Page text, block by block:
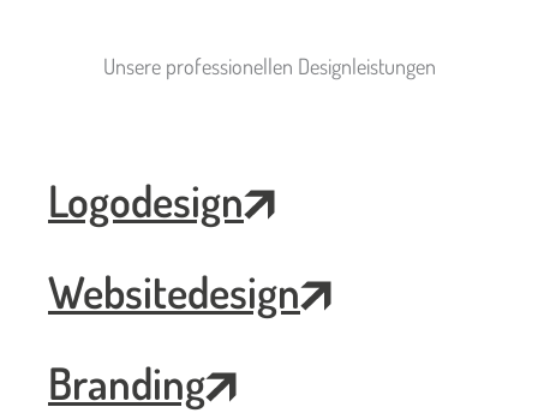
Unsere professionellen Designleistungen
Logodesign
Websitedesign
Branding